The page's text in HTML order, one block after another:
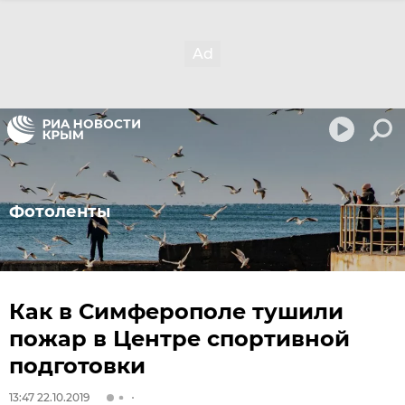
Фотоленты
Как в Симферополе тушили
пожар в Центре спортивной
подготовки
13:47 22.10.2019